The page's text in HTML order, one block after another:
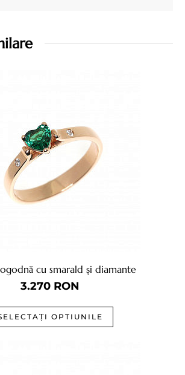
cu smarald și diamante
3.270 RON
OPTIUNILE